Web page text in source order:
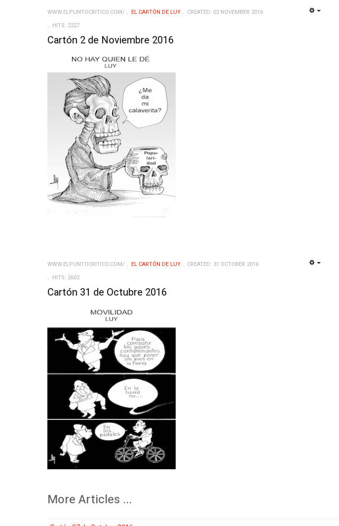
WWW.ELPUNTOCRITICO.COM/ EL CARTÓN DE LUY
CREATED: 02 NOVEMBER 2016
HITS: 2227
Cartón 2 de Noviembre 2016
WWW.ELPUNTOCRITICO.COM/ EL CARTÓN DE LUY
CREATED: 31 OCTOBER 2016
HITS: 2602
Cartón 31 de Octubre 2016
More Articles ...